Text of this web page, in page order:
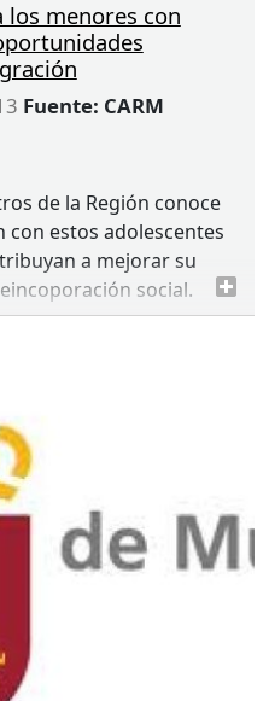
los menores con
Fuente: CARM
de la Región conoce
estos adolescentes
a mejorar su
social.
educativas y los
de la Región.